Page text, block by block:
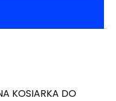
KOSIARKA DO